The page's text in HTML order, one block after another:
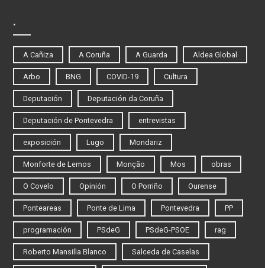
.
A Cañiza A Coruña A Guarda Aldea Global
Arbo BNG COVID-19 Cultura
Deputación Deputación da Coruña
Deputación de Pontevedra entrevistas
exposición Lugo Mondariz
Monforte de Lemos Monção Mos obras
O Covelo Opinión O Porriño Ourense
Ponteareas Ponte de Lima Pontevedra PP
programación PSdeG PSdeG-PSOE rag
Roberto Mansilla Blanco Salceda de Caselas